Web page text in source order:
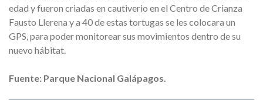
edad y fueron criadas en cautiverio en el Centro de Crianza
Fausto Llerena y a 40 de estas tortugas se les colocara un
GPS, para poder monitorear sus movimientos dentro de su
nuevo hábitat.
Fuente: Parque Nacional Galápagos.